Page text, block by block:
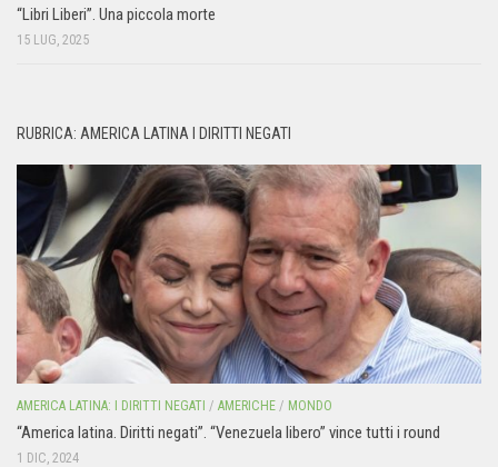
“Libri Liberi”. Una piccola morte
15 LUG, 2025
RUBRICA: AMERICA LATINA I DIRITTI NEGATI
AMERICA LATINA: I DIRITTI NEGATI / AMERICHE / MONDO
“America latina. Diritti negati”. “Venezuela libero” vince tutti i round
1 DIC, 2024